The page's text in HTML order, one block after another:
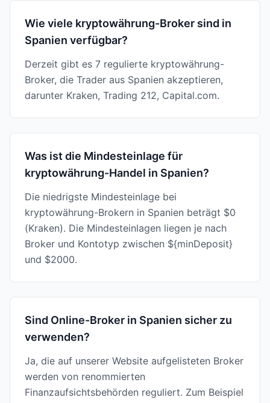
Wie viele kryptowährung-Broker sind in
Spanien verfügbar?
Derzeit gibt es 7 regulierte kryptowährung-
Broker, die Trader aus Spanien akzeptieren,
darunter Kraken, Trading 212, Capital.com.
Was ist die Mindesteinlage für
kryptowährung-Handel in Spanien?
Die niedrigste Mindesteinlage bei
kryptowährung-Brokern in Spanien beträgt $0
(Kraken). Die Mindesteinlagen liegen je nach
Broker und Kontotyp zwischen ${minDeposit}
und $2000.
Sind Online-Broker in Spanien sicher zu
verwenden?
Ja, die auf unserer Website aufgelisteten Broker
werden von renommierten
Finanzaufsichtsbehörden reguliert. Zum Beispiel